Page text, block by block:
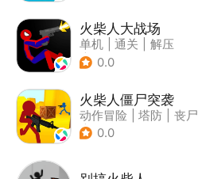
火柴人大战场
单机 通关
解压
| 火柴人
0.0
火柴人僵尸突袭
动作冒险 塔防
丧尸
| 挑战破纪录
0.0